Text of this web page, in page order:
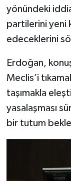
yönündeki
partilerini yeni
edeceklerini
Erdoğan,
Meclis’i
taşımakla
yasalaşması
bir tutum